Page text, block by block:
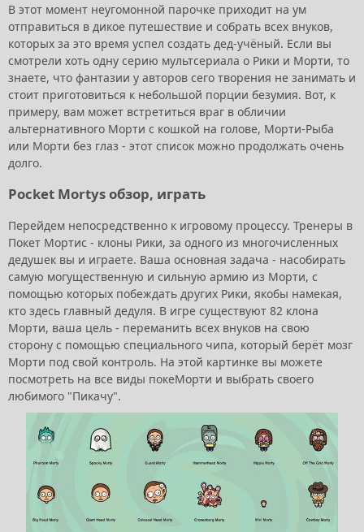
В этот момент неугомонной парочке приходит на ум
отправиться в дикое путешествие и собрать всех внуков,
которых за это время успел создать дед-учёный. Если вы
смотрели хоть одну серию мультсериала о Рики и Морти, то
знаете, что фантазии у авторов сего творения не занимать и
стоит приготовиться к небольшой порции безумия. Вот, к
примеру, вам может встретиться враг в обличии
альтернативного Морти с кошкой на голове, Морти-Рыба
или Морти без глаз - этот список можно продолжать очень
долго.
Pocket Mortys обзор, играть
Перейдем непосредственно к игровому процессу. Тренеры в
Покет Мортис - клоны Рики, за одного из многочисленных
дедушек вы и играете. Ваша основная задача - насобирать
самую могущественную и сильную армию из Морти, с
помощью которых побеждать других Рики, якобы намекая,
кто здесь главный дедуля. В игре существуют 82 клона
Морти, ваша цель - переманить всех внуков на свою
сторону с помощью специального чипа, который берёт мозг
Морти под свой контроль. На этой картинке вы можете
посмотреть на все виды покеМорти и выбрать своего
любимого "Пикачу".